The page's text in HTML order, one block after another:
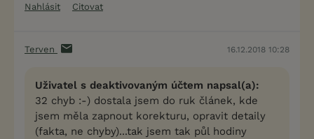
Nahlásit
Citovat
Terven 16.12.2018 10:28
Uživatel s deaktivovaným účtem napsal(a):
32 chyb :-) dostala jsem do ruk článek, kde
jsem měla zapnout korekturu, opravit detaily
(fakta, ne chyby)...tak jsem tak půl hodiny